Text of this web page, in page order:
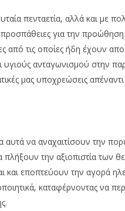
πενταετία, αλλά και με
για την προώθηση
από τις οποίες ήδη έχουν
υγιούς ανταγωνισμού στην
μας υποχρεώσεις
να αναχαιτίσουν την
την αξιοπιστία των
και εποπτεύουν την αγορά
καταφέρνοντας να